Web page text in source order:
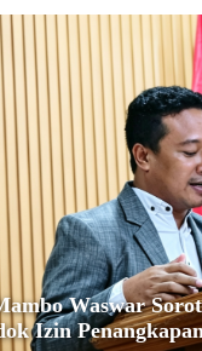
Waswar
Izin